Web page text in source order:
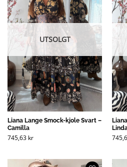
UTSOLGT
Liana Lange Smock-kjole Svart –
Camilla
745,63 kr